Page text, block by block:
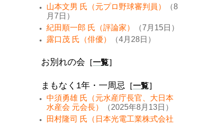
山本文男 氏（元プロ野球審判員）
（8
月7日）
紀田順一郎 氏（評論家）
（7月15日）
露口茂 氏（俳優）
（4月28日）
お別れの会 ［一覧］
まもなく1年・一周忌 ［一覧］
中須勇雄 氏（元水産庁長官、大日本
水産会 元会長）
（2025年8月13日）
田村隆司 氏（日本光電工業株式会社